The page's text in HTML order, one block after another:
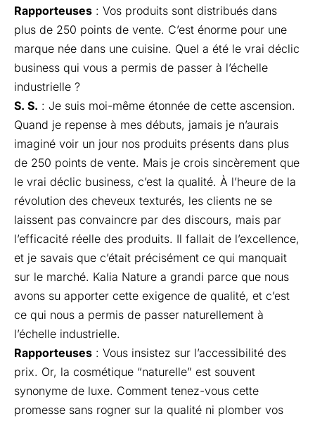
Rapporteuses : Vos produits sont distribués dans
plus de 250 points de vente. C’est énorme pour une
marque née dans une cuisine. Quel a été le vrai déclic
business qui vous a permis de passer à l’échelle
industrielle ?
S. S. : Je suis moi-même étonnée de cette ascension.
Quand je repense à mes débuts, jamais je n’aurais
imaginé voir un jour nos produits présents dans plus
de 250 points de vente. Mais je crois sincèrement que
le vrai déclic business, c’est la qualité. À l’heure de la
révolution des cheveux texturés, les clients ne se
laissent pas convaincre par des discours, mais par
l’efficacité réelle des produits. Il fallait de l’excellence,
et je savais que c’était précisément ce qui manquait
sur le marché. Kalia Nature a grandi parce que nous
avons su apporter cette exigence de qualité, et c’est
ce qui nous a permis de passer naturellement à
l’échelle industrielle.
Rapporteuses : Vous insistez sur l’accessibilité des
prix. Or, la cosmétique “naturelle” est souvent
synonyme de luxe. Comment tenez-vous cette
promesse sans rogner sur la qualité ni plomber vos